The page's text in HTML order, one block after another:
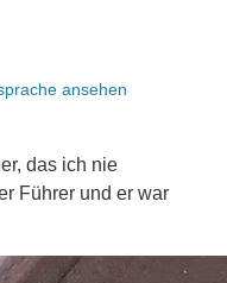
ansehen
das ich nie
Führer und er war